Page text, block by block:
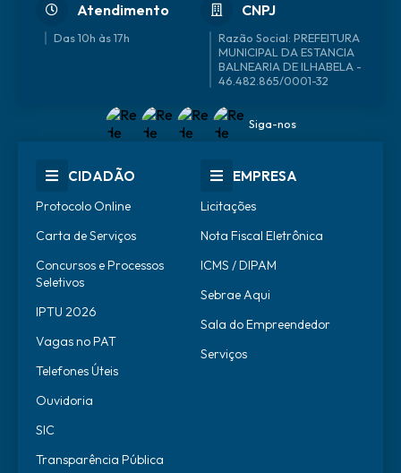
Atendimento
Das 10h às 17h
CNPJ
46.482.865/0001-32
Siga-nos
CIDADÃO
Protocolo Online
Carta de Serviços
Concursos e Processos
Seletivos
IPTU 2026
Vagas no PAT
Telefones Úteis
Ouvidoria
SIC
Transparência Pública
EMPRESA
Licitações
Nota Fiscal Eletrônica
ICMS / DIPAM
Sebrae Aqui
Sala do Empreendedor
Serviços